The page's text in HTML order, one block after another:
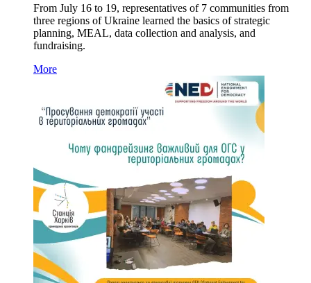
From July 16 to 19, representatives of 7 communities from
three regions of Ukraine learned the basics of strategic
planning, MEAL, data collection and analysis, and
fundraising.
More